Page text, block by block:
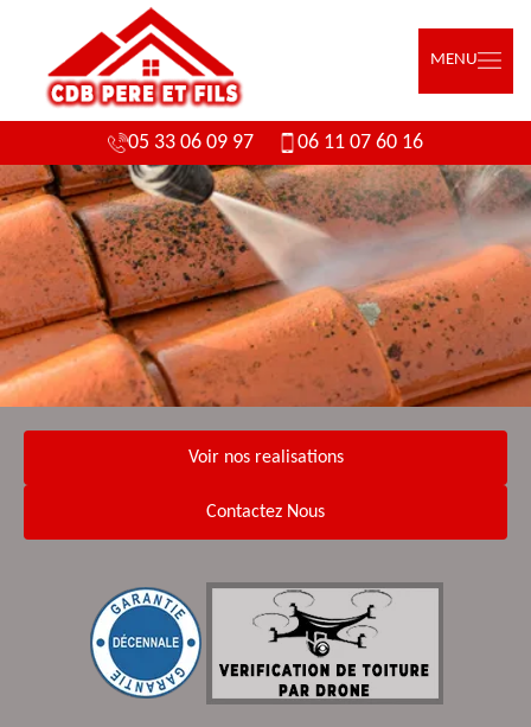
MENU
05 33 06 09 97 06 11 07 60 16
Voir nos realisations
Contactez Nous